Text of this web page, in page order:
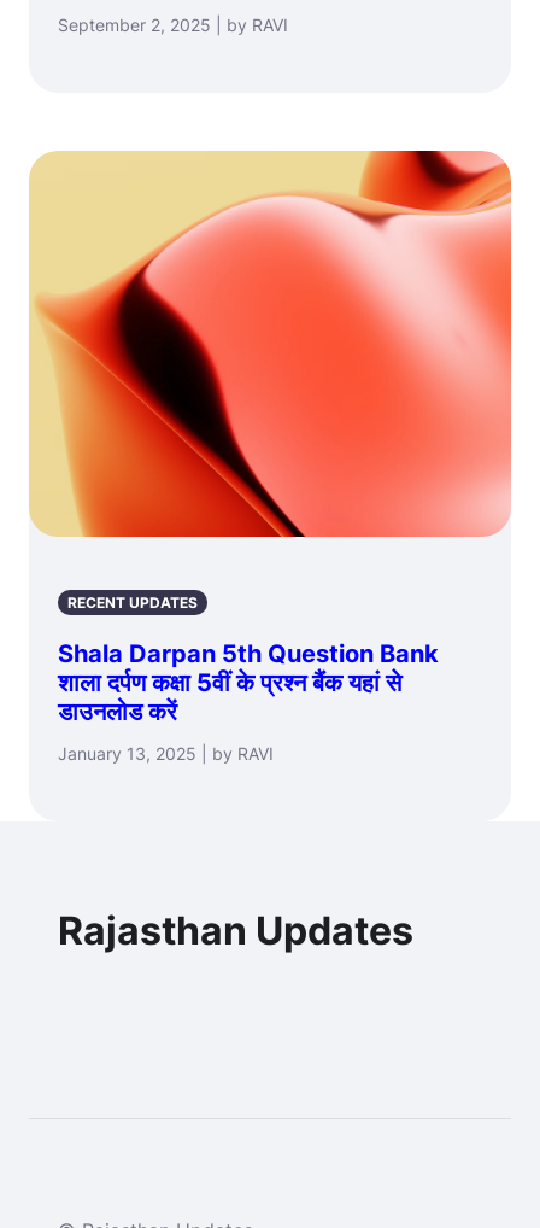
September 2, 2025 | by RAVI
RECENT UPDATES
Shala Darpan 5th Question Bank
शाला दर्पण कक्षा 5वीं के प्रश्न बैंक यहां से
डाउनलोड करें
January 13, 2025 | by RAVI
Rajasthan Updates